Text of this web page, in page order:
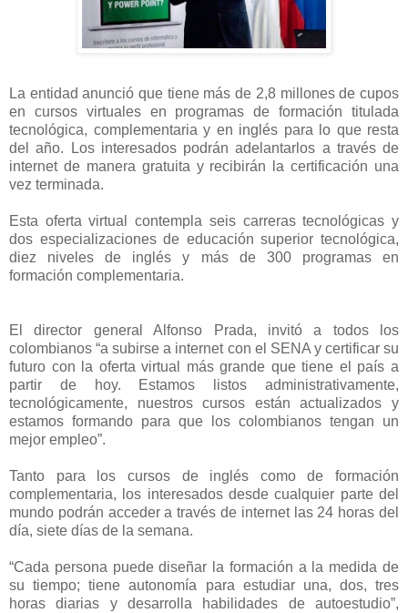
La entidad anunció que tiene más de 2,8 millones de cupos
en cursos virtuales en programas de formación titulada
tecnológica, complementaria y en inglés para lo que resta
del año. Los interesados podrán adelantarlos a través de
internet de manera gratuita y recibirán la certificación una
vez terminada.
Esta oferta virtual contempla seis carreras tecnológicas y
dos especializaciones de educación superior tecnológica,
diez niveles de inglés y más de 300 programas en
formación complementaria.
El director general Alfonso Prada, invitó a todos los
colombianos “a subirse a internet con el SENA y certificar su
futuro con la oferta virtual más grande que tiene el país a
partir de hoy. Estamos listos administrativamente,
tecnológicamente, nuestros cursos están actualizados y
estamos formando para que los colombianos tengan un
mejor empleo”.
Tanto para los cursos de inglés como de formación
complementaria, los interesados desde cualquier parte del
mundo podrán acceder a través de internet las 24 horas del
día, siete días de la semana.
“Cada persona puede diseñar la formación a la medida de
su tiempo; tiene autonomía para estudiar una, dos, tres
horas diarias y desarrolla habilidades de autoestudio”,